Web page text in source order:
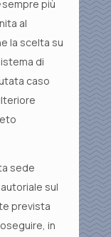
sempre più
al
la scelta su
di
caso
sede
sul
prevista
in